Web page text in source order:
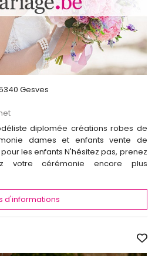
Gesves
diplomée créations robes de
dames et enfants vente de
les enfants N'hésitez pas, prenez
votre cérémonie encore plus
d'informations